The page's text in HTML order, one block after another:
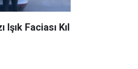
Işık Faciası Kıl